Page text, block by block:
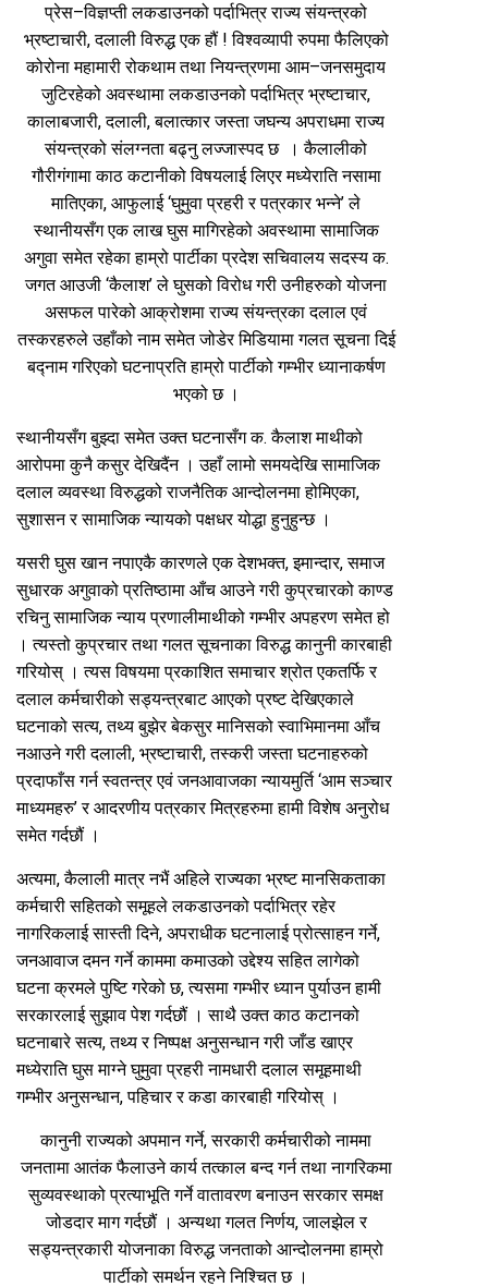
प्रेस–विज्ञप्ती लकडाउनको पर्दाभित्र राज्य संयन्त्रको
भ्रष्टाचारी, दलाली विरुद्ध एक हौं ! विश्वव्यापी रुपमा फैलिएको
कोरोना महामारी रोकथाम तथा नियन्त्रणमा आम–जनसमुदाय
जुटिरहेको अवस्थामा लकडाउनको पर्दाभित्र भ्रष्टाचार,
कालाबजारी, दलाली, बलात्कार जस्ता जघन्य अपराधमा राज्य
संयन्त्रको संलग्नता बढ्नु लज्जास्पद छ । कैलालीको
गौरीगंगामा काठ कटानीको विषयलाई लिएर मध्येराति नसामा
मातिएका, आफुलाई ‘घुमुवा प्रहरी र पत्रकार भन्ने’ ले
स्थानीयसँग एक लाख घुस मागिरहेको अवस्थामा सामाजिक
अगुवा समेत रहेका हाम्रो पार्टीका प्रदेश सचिवालय सदस्य क.
जगत आउजी ‘कैलाश’ ले घुसको विरोध गरी उनीहरुको योजना
असफल पारेको आक्रोशमा राज्य संयन्त्रका दलाल एवं
तस्करहरुले उहाँको नाम समेत जोडेर मिडियामा गलत सूचना दिई
बद्नाम गरिएको घटनाप्रति हाम्रो पार्टीको गम्भीर ध्यानाकर्षण
भएको छ ।
स्थानीयसँग बुझ्दा समेत उक्त घटनासँग क. कैलाश माथीको
आरोपमा कुनै कसुर देखिदैंन । उहाँ लामो समयदेखि सामाजिक
दलाल व्यवस्था विरुद्धको राजनैतिक आन्दोलनमा होमिएका,
सुशासन र सामाजिक न्यायको पक्षधर योद्धा हुनुहुन्छ ।
यसरी घुस खान नपाएकै कारणले एक देशभक्त, इमान्दार, समाज
सुधारक अगुवाको प्रतिष्ठामा आँच आउने गरी कुप्रचारको काण्ड
रचिनु सामाजिक न्याय प्रणालीमाथीको गम्भीर अपहरण समेत हो
। त्यस्तो कुप्रचार तथा गलत सूचनाका विरुद्ध कानुनी कारबाही
गरियोस् । त्यस विषयमा प्रकाशित समाचार श्रोत एकतर्फि र
दलाल कर्मचारीको सड्यन्त्रबाट आएको प्रष्ट देखिएकाले
घटनाको सत्य, तथ्य बुझेर बेकसुर मानिसको स्वाभिमानमा आँच
नआउने गरी दलाली, भ्रष्टाचारी, तस्करी जस्ता घटनाहरुको
प्रदाफाँस गर्न स्वतन्त्र एवं जनआवाजका न्यायमुर्ति ‘आम सञ्चार
माध्यमहरु’ र आदरणीय पत्रकार मित्रहरुमा हामी विशेष अनुरोध
समेत गर्दछौं ।
अत्यमा, कैलाली मात्र नभैं अहिले राज्यका भ्रष्ट मानसिकताका
कर्मचारी सहितको समूहले लकडाउनको पर्दाभित्र रहेर
नागरिकलाई सास्ती दिने, अपराधीक घटनालाई प्रोत्साहन गर्ने,
जनआवाज दमन गर्ने काममा कमाउको उद्देश्य सहित लागेको
घटना क्रमले पुष्टि गरेको छ, त्यसमा गम्भीर ध्यान पुर्याउन हामी
सरकारलाई सुझाव पेश गर्दछौं । साथै उक्त काठ कटानको
घटनाबारे सत्य, तथ्य र निष्पक्ष अनुसन्धान गरी जाँड खाएर
मध्येराति घुस माग्ने घुमुवा प्रहरी नामधारी दलाल समूहमाथी
गम्भीर अनुसन्धान, पहिचार र कडा कारबाही गरियोस् ।
कानुनी राज्यको अपमान गर्ने, सरकारी कर्मचारीको नाममा
जनतामा आतंक फैलाउने कार्य तत्काल बन्द गर्न तथा नागरिकमा
सुव्यवस्थाको प्रत्याभूति गर्ने वातावरण बनाउन सरकार समक्ष
जोडदार माग गर्दछौं । अन्यथा गलत निर्णय, जालझेल र
सड्यन्त्रकारी योजनाका विरुद्ध जनताको आन्दोलनमा हाम्रो
पार्टीको समर्थन रहने निश्चित छ ।